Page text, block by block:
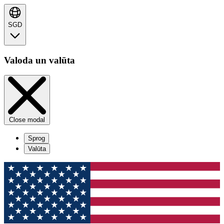
SGD
Valoda un valūta
Close modal
Sprog
Valūta